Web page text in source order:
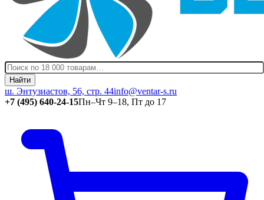
Найти
ш. Энтузиастов, 56, стр. 44info@ventar-s.ru
+7 (495) 640-24-15Пн–Чт 9–18, Пт до 17